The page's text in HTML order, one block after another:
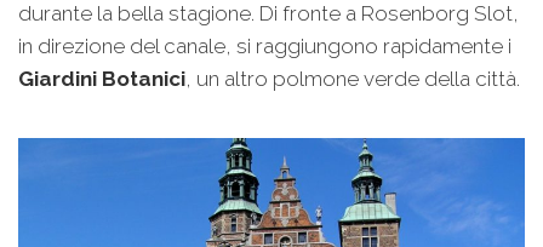
durante la bella stagione. Di fronte a Rosenborg Slot,
in direzione del canale, si raggiungono rapidamente i
Giardini Botanici, un altro polmone verde della città.